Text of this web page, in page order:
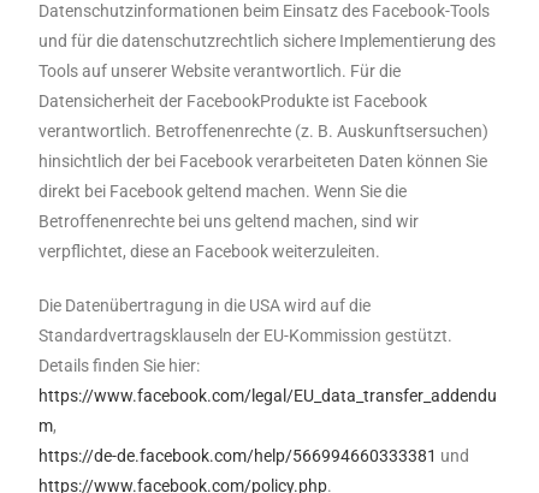
Datenschutzinformationen beim Einsatz des Facebook-Tools
und für die datenschutzrechtlich sichere Implementierung des
Tools auf unserer Website verantwortlich. Für die
Datensicherheit der FacebookProdukte ist Facebook
verantwortlich. Betroffenenrechte (z. B. Auskunftsersuchen)
hinsichtlich der bei Facebook verarbeiteten Daten können Sie
direkt bei Facebook geltend machen. Wenn Sie die
Betroffenenrechte bei uns geltend machen, sind wir
verpflichtet, diese an Facebook weiterzuleiten.
Die Datenübertragung in die USA wird auf die
Standardvertragsklauseln der EU-Kommission gestützt.
Details finden Sie hier:
https://www.facebook.com/legal/EU_data_transfer_addendu
m,
https://de-de.facebook.com/help/566994660333381 und
https://www.facebook.com/policy.php.